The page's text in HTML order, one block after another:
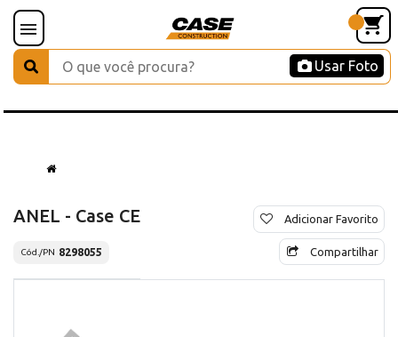
Usar Foto
ANEL - Case CE
Cód./PN 8298055
Adicionar Favorito
Compartilhar